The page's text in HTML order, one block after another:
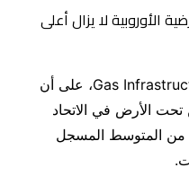
تدل معطيات معهد Gas Infrastructure Europe، على أن
تحت الأرض في الاتحاد
يبقى أعلى بنسبة 14.5٪ من المتوسط المسجل